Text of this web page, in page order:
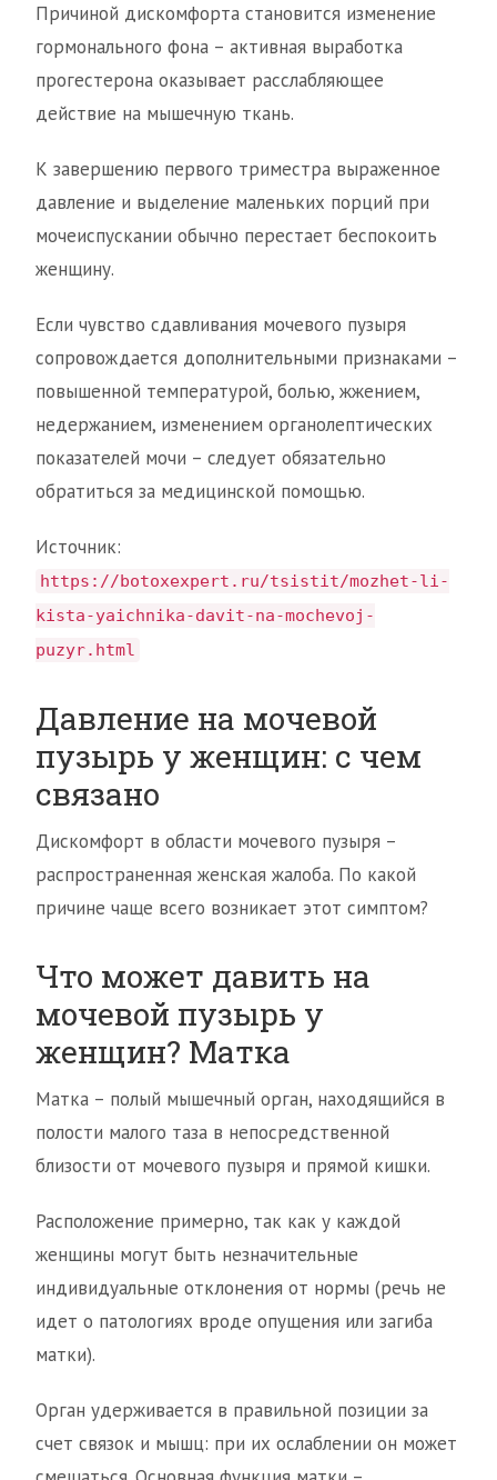
Причиной дискомфорта становится изменение
гормонального фона – активная выработка
прогестерона оказывает расслабляющее
действие на мышечную ткань.
К завершению первого триместра выраженное
давление и выделение маленьких порций при
мочеиспускании обычно перестает беспокоить
женщину.
Если чувство сдавливания мочевого пузыря
сопровождается дополнительными признаками –
повышенной температурой, болью, жжением,
недержанием, изменением органолептических
показателей мочи – следует обязательно
обратиться за медицинской помощью.
Источник:
https://botoxexpert.ru/tsistit/mozhet-li-
kista-yaichnika-davit-na-mochevoj-
puzyr.html
Давление на мочевой
пузырь у женщин: с чем
связано
Дискомфорт в области мочевого пузыря –
распространенная женская жалоба. По какой
причине чаще всего возникает этот симптом?
Что может давить на
мочевой пузырь у
женщин? Матка
Матка – полый мышечный орган, находящийся в
полости малого таза в непосредственной
близости от мочевого пузыря и прямой кишки.
Расположение примерно, так как у каждой
женщины могут быть незначительные
индивидуальные отклонения от нормы (речь не
идет о патологиях вроде опущения или загиба
матки).
Орган удерживается в правильной позиции за
счет связок и мышц: при их ослаблении он может